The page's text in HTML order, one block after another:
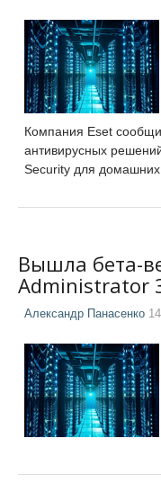
Компания Eset
антивирусных
Security для домашних
Вышла бета-
Administrator
Александр Панасенко